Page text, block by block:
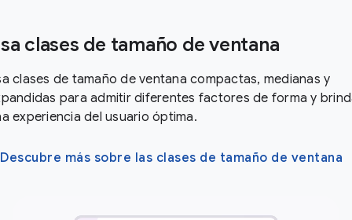
clases de tamaño de ventana
clases de tamaño de ventana compactas, medianas y
para admitir diferentes factores de forma y
experiencia del usuario óptima.
Descubre más sobre las clases de tamaño de ventana